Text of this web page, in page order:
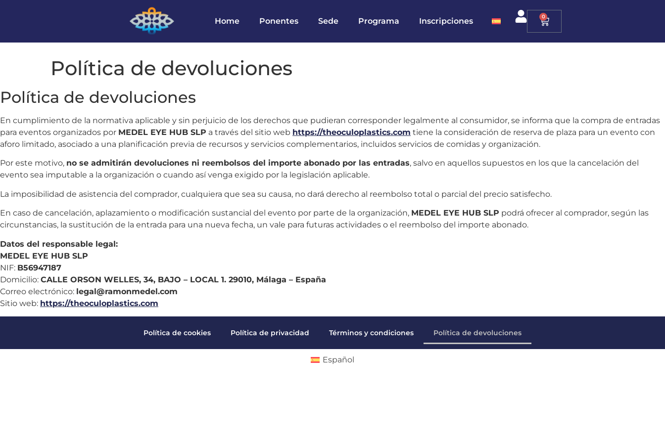
Home Ponentes Sede Programa Inscripciones 0
Política de devoluciones
Política de devoluciones
En cumplimiento de la normativa aplicable y sin perjuicio de los derechos que pudieran corresponder legalmente al consumidor, se informa que la compra de entradas
para eventos organizados por MEDEL EYE HUB SLP a través del sitio web https://theoculoplastics.com tiene la consideración de reserva de plaza para un evento con
aforo limitado, asociado a una planificación previa de recursos y servicios complementarios, incluidos servicios de comidas y organización.
Por este motivo, no se admitirán devoluciones ni reembolsos del importe abonado por las entradas, salvo en aquellos supuestos en los que la cancelación del
evento sea imputable a la organización o cuando así venga exigido por la legislación aplicable.
La imposibilidad de asistencia del comprador, cualquiera que sea su causa, no dará derecho al reembolso total o parcial del precio satisfecho.
En caso de cancelación, aplazamiento o modificación sustancial del evento por parte de la organización, MEDEL EYE HUB SLP podrá ofrecer al comprador, según las
circunstancias, la sustitución de la entrada para una nueva fecha, un vale para futuras actividades o el reembolso del importe abonado.
Datos del responsable legal:
MEDEL EYE HUB SLP
NIF: B56947187
Domicilio: CALLE ORSON WELLES, 34, BAJO – LOCAL 1. 29010, Málaga – España
Correo electrónico: legal@ramonmedel.com
Sitio web: https://theoculoplastics.com
Política de cookies Política de privacidad Términos y condiciones Política de devoluciones
Español